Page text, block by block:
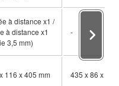
à distance x1 /
à distance x1
3,5 mm)
-
116 x 405 mm 435 x 86 x